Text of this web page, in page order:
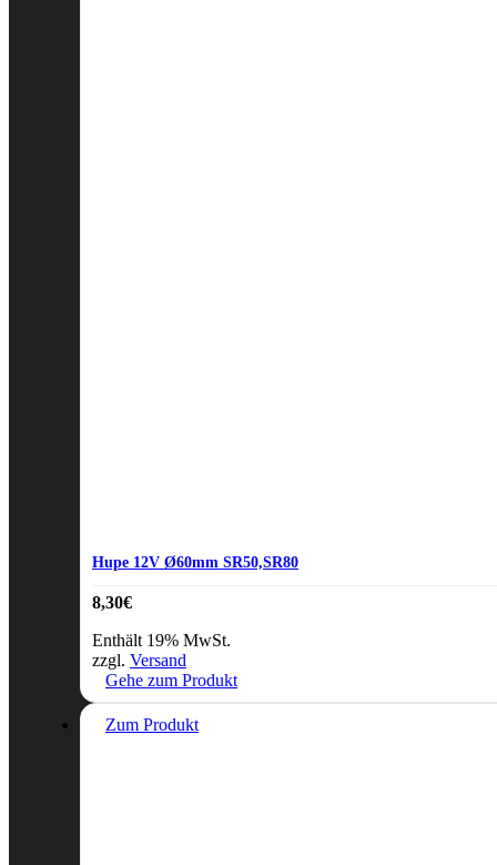
Hupe 12V Ø60mm SR50,SR80
8,30€
Enthält 19% MwSt.
zzgl. Versand
Gehe zum Produkt
Zum Produkt